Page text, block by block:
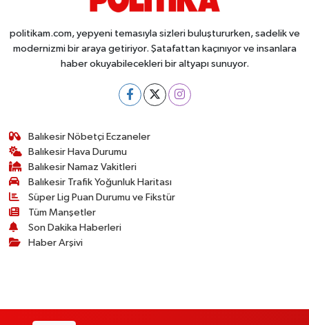
politikam.com, yepyeni temasıyla sizleri buluştururken, sadelik ve
modernizmi bir araya getiriyor. Şatafattan kaçınıyor ve insanlara
haber okuyabilecekleri bir altyapı sunuyor.
Balıkesir Nöbetçi Eczaneler
Balıkesir Hava Durumu
Balıkesir Namaz Vakitleri
Balıkesir Trafik Yoğunluk Haritası
Süper Lig Puan Durumu ve Fikstür
Tüm Manşetler
Son Dakika Haberleri
Haber Arşivi